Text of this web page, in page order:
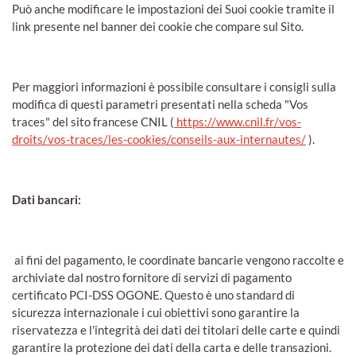
Può anche modificare le impostazioni dei Suoi cookie tramite il
link presente nel banner dei cookie che compare sul Sito.
Per maggiori informazioni è possibile consultare i consigli sulla
modifica di questi parametri presentati nella scheda "Vos
traces" del sito francese CNIL ( https://www.cnil.fr/vos-
droits/vos-traces/les-cookies/conseils-aux-internautes/).
Dati bancari:
ai fini del pagamento, le coordinate bancarie vengono raccolte e
archiviate dal nostro fornitore di servizi di pagamento
certificato PCI-DSS OGONE. Questo è uno standard di
sicurezza internazionale i cui obiettivi sono garantire la
riservatezza e l'integrità dei dati dei titolari delle carte e quindi
garantire la protezione dei dati della carta e delle transazioni.